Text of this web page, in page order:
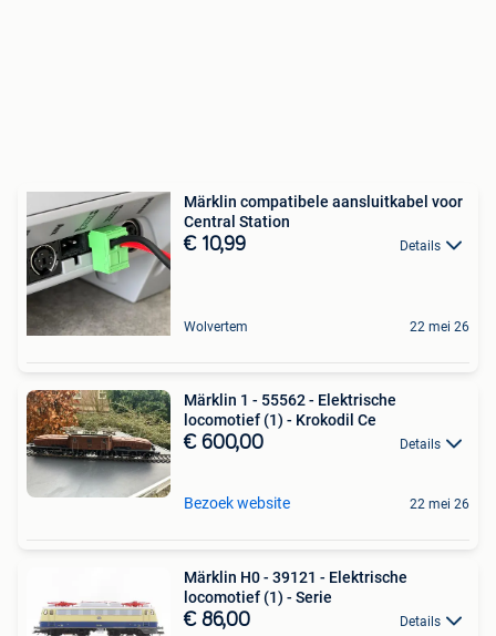
Märklin compatibele aansluitkabel voor
Central Station
€ 10,99 Details
Wolvertem 22 mei 26
Märklin 1 - 55562 - Elektrische
locomotief (1) - Krokodil Ce
€ 600,00 Details
Bezoek website 22 mei 26
Märklin H0 - 39121 - Elektrische
locomotief (1) - Serie
€ 86,00 Details